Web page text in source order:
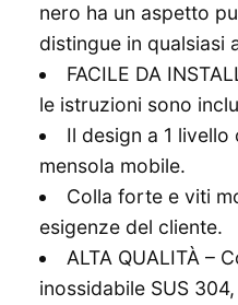
nero ha un aspetto
distingue in qualsiasi
FACILE DA
le istruzioni sono
Il design a 1 livello
mensola mobile.
Colla forte e viti
esigenze del cliente.
ALTA QUALITÀ –
inossidabile SUS